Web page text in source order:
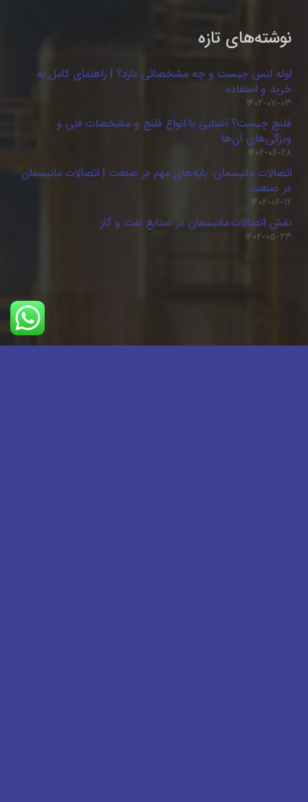
نوشته‌های تازه
لوله لنس چیست و چه مشخصاتی دارد؟ | راهنمای کامل به
خرید و استفاده
۱۴۰۲-۰۷-۰۳
فلنج چیست؟ آشنایی با انواع فلنج و مشخصات فنی و
ویژگی‌های آن‌ها
۱۴۰۲-۰۶-۲۸
اتصالات مانیسمان: پایه‌های مهم در صنعت | اتصالات مانیسمان
در صنعت
۱۴۰۲-۰۶-۱۲
نقش اتصالات مانیسمان در صنایع نفت و گاز
۱۴۰۲-۰۵-۲۳